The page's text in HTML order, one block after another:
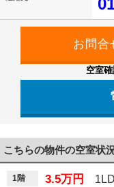
空室
こちらの物件の空室状
1階 3.5万円